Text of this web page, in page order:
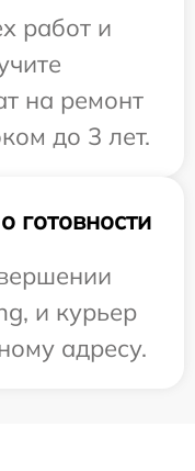
работ и
на ремонт
до 3 лет.
готовности
и курьер
адресу.